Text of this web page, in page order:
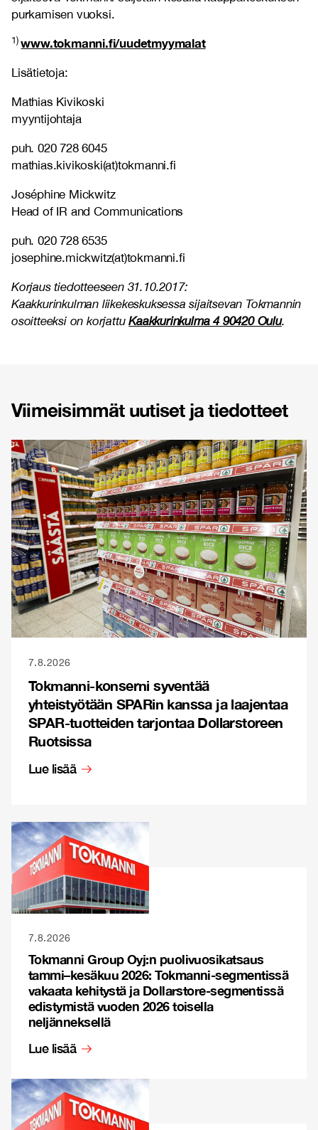
purkamisen vuoksi.
1)www.tokmanni.fi/uudetmyymalat
Lisätietoja:
Mathias Kivikoski
myyntijohtaja
puh. 020 728 6045
mathias.kivikoski(at)tokmanni.fi
Joséphine Mickwitz
Head of IR and Communications
puh. 020 728 6535
josephine.mickwitz(at)tokmanni.fi
Korjaus tiedotteeseen 31.10.2017:
Kaakkurinkulman liikekeskuksessa sijaitsevan Tokmannin
osoitteeksi on korjattuKaakkurinkulma 4 90420 Oulu.
Viimeisimmät uutiset ja tiedotteet
7.8.2026
Tokmanni-konserni syventää
yhteistyötään SPARin kanssa ja laajentaa
SPAR-tuotteiden tarjontaa Dollarstoreen
Ruotsissa
Lue lisää
7.8.2026
Tokmanni Group Oyj:n puolivuosikatsaus
tammi–kesäkuu 2026: Tokmanni-segmentissä
vakaata kehitystä ja Dollarstore-segmentissä
edistymistä vuoden 2026 toisella
neljänneksellä
Lue lisää